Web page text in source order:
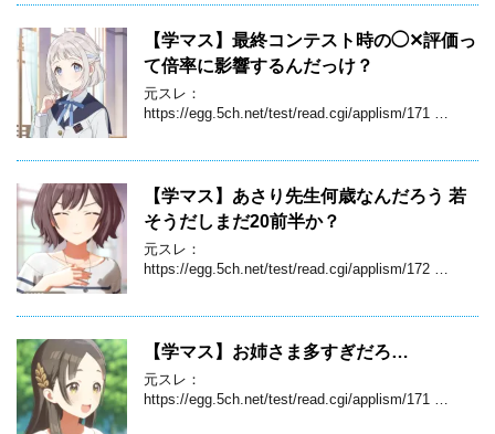
【学マス】最終コンテスト時の◯✕評価っ
て倍率に影響するんだっけ？
元スレ：
https://egg.5ch.net/test/read.cgi/applism/171 …
【学マス】あさり先生何歳なんだろう 若
そうだしまだ20前半か？
元スレ：
https://egg.5ch.net/test/read.cgi/applism/172 …
【学マス】お姉さま多すぎだろ…
元スレ：
https://egg.5ch.net/test/read.cgi/applism/171 …